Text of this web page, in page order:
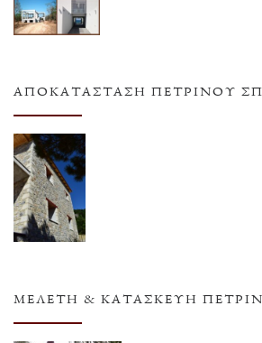
ΑΠΟΚΑΤΆΣΤΑΣΗ ΠΈΤΡΙΝΟΥ
ΜΕΛΈΤΗ & ΚΑΤΑΣΚΕΥΉ